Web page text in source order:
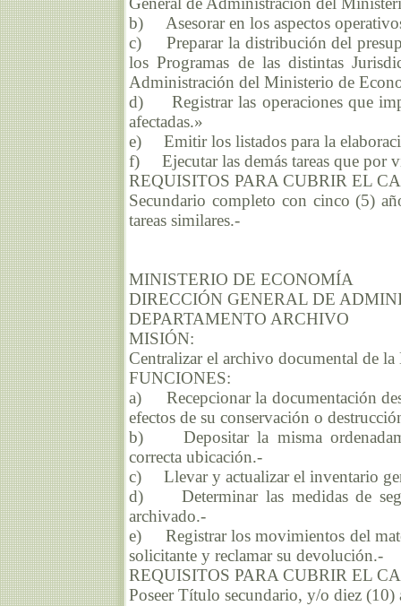
b) Asesorar en los aspectos
c) Preparar la distribución del
los Programas de las distintas
Administración del Ministerio de
d) Registrar las operaciones que
afectadas.»
e) Emitir los listados para la
f) Ejecutar las demás tareas que por
REQUISITOS PARA CUBRIR EL
Secundario completo con cinco (5)
tareas similares.-
MINISTERIO DE ECONOMÍA
DIRECCIÓN GENERAL DE
DEPARTAMENTO ARCHIVO
MISIÓN:
Centralizar el archivo documental de
FUNCIONES:
a) Recepcionar la documentación
efectos de su conservación o
b) Depositar la misma
correcta ubicación.-
c) Llevar y actualizar el inventario
d) Determinar las medidas de
archivado.-
e) Registrar los movimientos del
solicitante y reclamar su devolución.-
REQUISITOS PARA CUBRIR EL
Poseer Título secundario, y/o diez